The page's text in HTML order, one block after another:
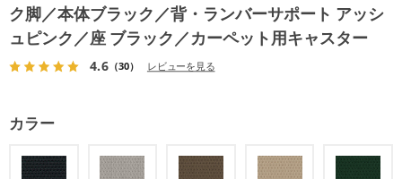
ク脚／本体ブラック／背・ランバーサポート アッシ
ュピンク／座 ブラック／カーペット用キャスター
4.6（30） レビューを見る
カラー